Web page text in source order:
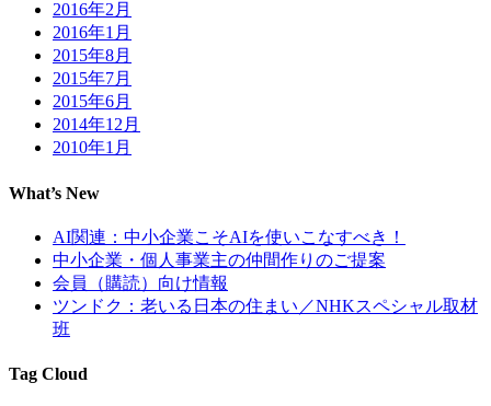
2016年2月
2016年1月
2015年8月
2015年7月
2015年6月
2014年12月
2010年1月
What’s New
AI関連：中小企業こそAIを使いこなすべき！
中小企業・個人事業主の仲間作りのご提案
会員（購読）向け情報
ツンドク：老いる日本の住まい／NHKスペシャル取材
班
Tag Cloud